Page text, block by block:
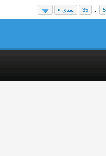
5
35 بعدی »